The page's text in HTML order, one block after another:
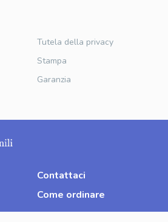
Tutela della privacy
Stampa
Garanzia
Contattaci
Come ordinare